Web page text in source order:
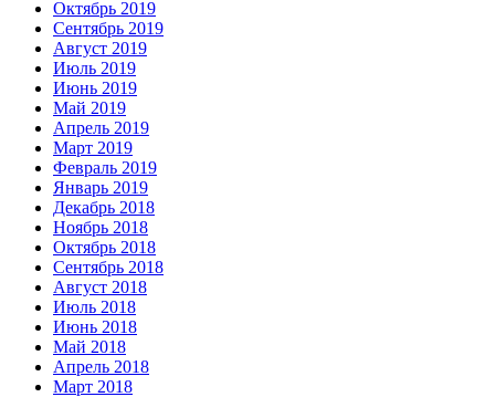
Октябрь 2019
Сентябрь 2019
Август 2019
Июль 2019
Июнь 2019
Май 2019
Апрель 2019
Март 2019
Февраль 2019
Январь 2019
Декабрь 2018
Ноябрь 2018
Октябрь 2018
Сентябрь 2018
Август 2018
Июль 2018
Июнь 2018
Май 2018
Апрель 2018
Март 2018